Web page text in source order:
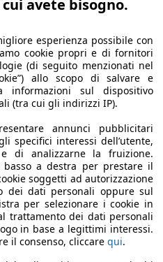
- Avellino - Av
avete bisogno.
esperienza possibile con
cookie propri e di fornitori
(di seguito menzionati nel
allo scopo di salvare e
sul dispositivo
(tra cui gli indirizzi IP).
annunci pubblicitari
specifici interessi dell’utente,
di analizzarne la fruizione.
a destra per prestare il
soggetti ad autorizzazione
dei dati personali oppure sul
per selezionare i cookie in
trattamento dei dati personali
in base a legittimi interessi.
il consenso, cliccare qui.